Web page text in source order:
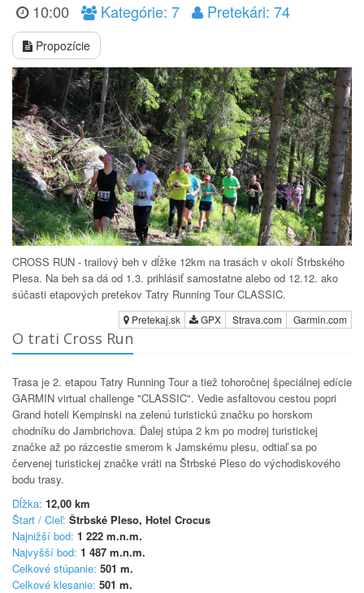
10:00
Kategórie: 7 Pretekári: 74
Propozície
CROSS RUN - trailový beh v dĺžke 12km na trasách v okolí Štrbského
Plesa. Na beh sa dá od 1.3. prihlásiť samostatne alebo od 12.12. ako
súčasti etapových pretekov Tatry Running Tour CLASSIC.
Pretekaj.sk GPX Strava.com Garmin.com
O trati Cross Run
Trasa je 2. etapou Tatry Running Tour a tiež tohoročnej špeciálnej edície
GARMIN virtual challenge "CLASSIC". Vedie asfaltovou cestou popri
Grand hoteli Kempinski na zelenú turistickú značku po horskom
chodníku do Jambrichova. Ďalej stúpa 2 km po modrej turistickej
značke až po rázcestie smerom k Jamskému plesu, odtiaľ sa po
červenej turistickej značke vráti na Štrbské Pleso do východiskového
bodu trasy.
Dĺžka: 12,00 km
Štart / Cieľ: Štrbské Pleso, Hotel Crocus
Najnižší bod: 1 222 m.n.m.
Najvyšší bod: 1 487 m.n.m.
Celkové stúpanie: 501 m.
Celkové klesanie: 501 m.